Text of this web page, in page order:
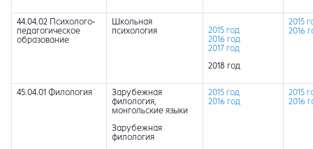
44.04.02 Психолого-
педагогическое
образование
Школьная
психология
2015 год
2016 год
2017 год
2018 год
2015
2016
45.04.01 Филология
Зарубежная
филология,
монгольские языки
Зарубежная
филология
2015 год
2016 год
2015
2016